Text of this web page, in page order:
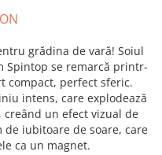
grădina de vară! Soiul
Spintop se remarcă printr-
compact, perfect sferic.
intens, care explodează
un efect vizual de
de iubitoare de soare, care
ca un magnet.